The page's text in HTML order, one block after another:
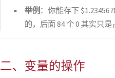
举例 ：你能存下
的，后面 84 个 0 其实只
二、变量的操作